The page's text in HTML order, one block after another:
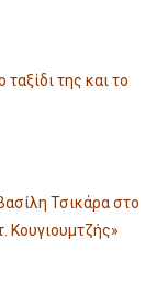
της και το
Τσικάρα στο
Κουγιουμτζής»